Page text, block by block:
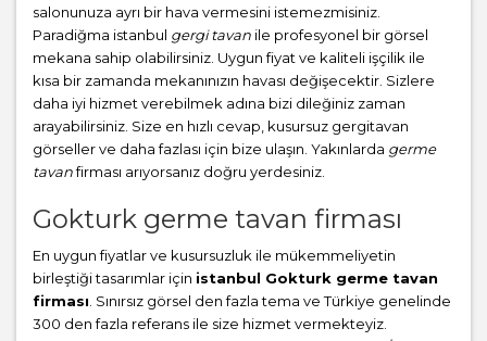
salonunuza ayrı bir hava vermesini istemezmisiniz.
Paradiğma istanbul gergi tavan ile profesyonel bir görsel
mekana sahip olabilirsiniz. Uygun fiyat ve kaliteli işçilik ile
kısa bir zamanda mekanınızın havası değişecektir. Sizlere
daha iyi hizmet verebilmek adına bizi dileğiniz zaman
arayabilirsiniz. Size en hızlı cevap, kusursuz gergitavan
görseller ve daha fazlası için bize ulaşın. Yakınlarda germe
tavanfirması arıyorsanız doğru yerdesiniz.
Gokturk germe tavan firması
En uygun fiyatlar ve kusursuzluk ile mükemmeliyetin
birleştiği tasarımlar için istanbul Gokturk germe tavan
firması . Sınırsız görsel den fazla tema ve Türkiye genelinde
300 den fazla referans ile size hizmet vermekteyiz.